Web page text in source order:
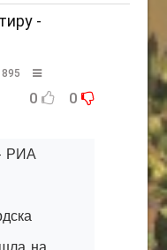
Регистрация
-
895
0 0
РИА
на